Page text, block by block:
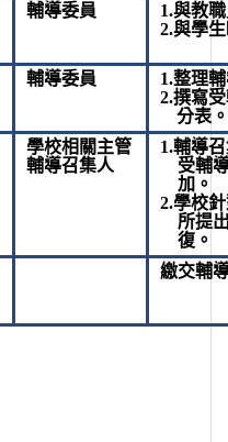
輔導委員 1.與教
2.與學
輔導委員 1.整理
2.撰寫
分表。
學校相關主管
輔導召集人
1.輔導
受輔
加。
2.學校
所提
復。
繳交輔